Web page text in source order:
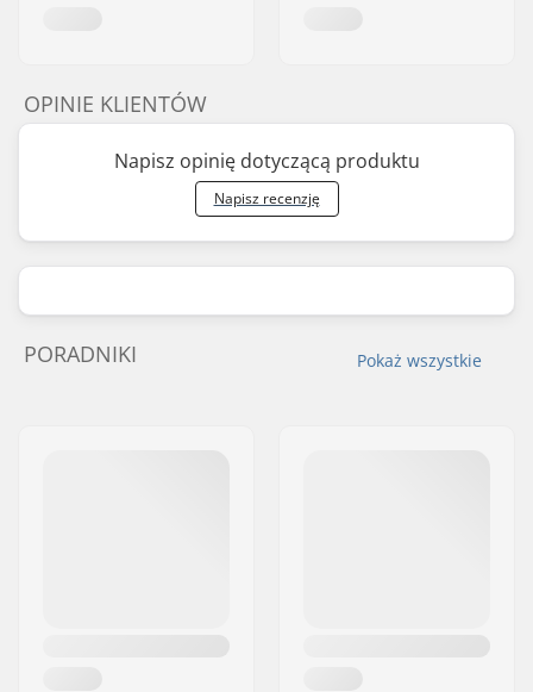
OPINIE KLIENTÓW
Napisz opinię dotyczącą produktu
Napisz recenzję
Pokaż wszystkie
PORADNIKI